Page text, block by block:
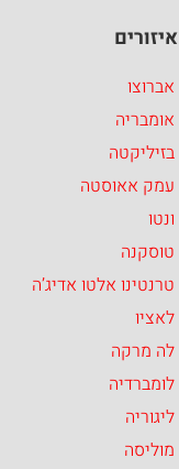
איזורים
אברוצו
אומבריה
בזיליקטה
עמק אאוסטה
ונטו
טוסקנה
טרנטינו אלטו אדיג’ה
לאציו
לה מרקה
לומברדיה
ליגוריה
מוליסה